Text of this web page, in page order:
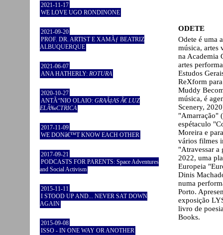
2021-11-17
WE LOVE UGO RONDINONE
2021-09-20
PROF. DR. ARTIST E XAMÃƒ BEATRIZ
ALBUQUERQUE
2021-06-07
ANA HATHERLY: ROTURA
2020-10-27
ANTÃ“NIO OLAIO: GRAÃ‡AS Ã€ LUZ
ELÃ‰CTRICA
2017-11-09
WE DONâ€™T KNOW EACH OTHER
2017-09-21
PODCASTS FOR PARENTS: Space Adventures
and Social Activism
2015-11-11
I STOOD UP AND... NEVER SAT DOWN
AGAIN
2015-09-08
ISSO - IN ONE WAY OR ANOTHER
ODETE
Odete é uma
música, artes
na Academia
artes
Estudos
ReXform
Muddy
música, é
Scenery,
"Amarração"
espétaculo
Moreira e
vários filmes
"Atravessar a
2022, uma
Europeia
Dinis
numa
Porto.
exposição
livro de
Books.